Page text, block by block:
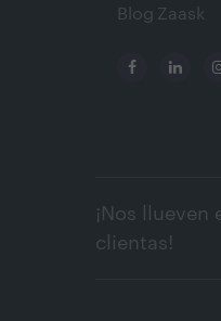
Blog Zaask
¡Nos
clientas!